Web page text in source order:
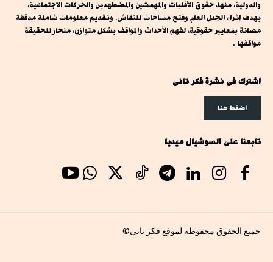
والدولية، منها، حقوق الأقليات والمهمشين والمضطهدين والحركات الاجتماعية،
بهدف إثراء الجدل العام وفتح مساحات للنقاش، وتقديم معلومات شاملة مدققة
مصانة بمعايير حقوقية، لفهم الأحداث والمواقف بشكل متوازن، منحاز للحقيقة
مواقفها .
اشترك فى نشرة فكر تانى
اضغط هنا
تابعنا على السوشيال ميديا
جميع الحقوق محفوظة لموقع فكر تانى©